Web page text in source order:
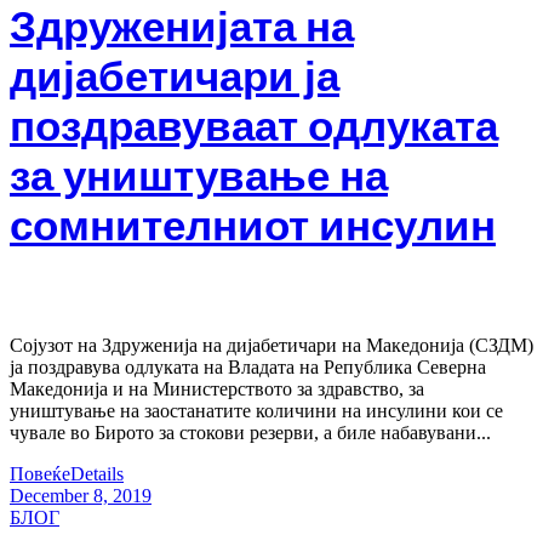
Здруженијата на
дијабетичари ја
поздравуваат одлуката
за уништување на
сомнителниот инсулин
Сојузот на Здруженија на дијабетичари на Македонија (СЗДМ)
ја поздравува одлуката на Владата на Република Северна
Македонија и на Министерството за здравство, за
уништување на заостанатите количини на инсулини кои се
чувале во Бирото за стокови резерви, а биле набавувани...
ПовеќеDetails
December 8, 2019
БЛОГ